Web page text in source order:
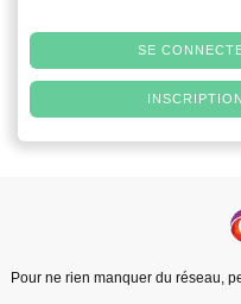
SE
INSCRIPTION
Pour ne rien manquer du réseau,